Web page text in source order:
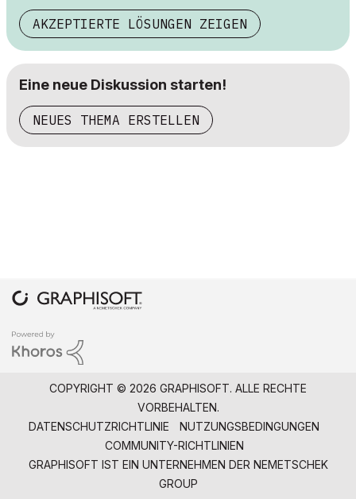
AKZEPTIERTE LÖSUNGEN ZEIGEN
Eine neue Diskussion starten!
NEUES THEMA ERSTELLEN
COPYRIGHT © 2026 GRAPHISOFT. ALLE RECHTE
VORBEHALTEN.
DATENSCHUTZRICHTLINIE
NUTZUNGSBEDINGUNGEN
COMMUNITY-RICHTLINIEN
GRAPHISOFT IST EIN UNTERNEHMEN DER NEMETSCHEK
GROUP